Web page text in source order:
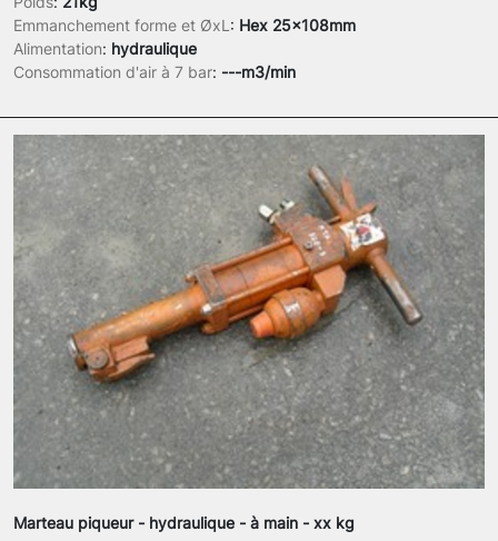
Emmanchement forme et ØxL : Hex 25x108mm
Alimentation: hydraulique
Consommation d'air à 7 bar: ---m3/min
Marteau piqueur - hydraulique - à main - xx kg